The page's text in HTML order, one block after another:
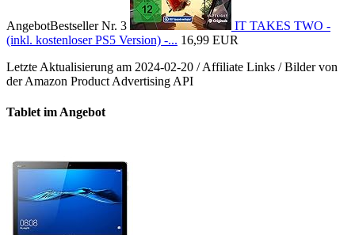
AngebotBestseller Nr. 3
IT TAKES TWO -
(inkl. kostenloser PS5 Version) -... 16,99 EUR
Letzte Aktualisierung am 2024-02-20 / Affiliate Links / Bilder von
der Amazon Product Advertising API
Tablet im Angebot